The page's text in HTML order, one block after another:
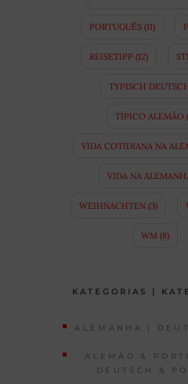
PORTUGUÊS (11)
REISETIPP(12)
TYPISCH
TÍPICO ALEMÃO
VIDA COTIDIANA NA
VIDA NA
WEIHNACHTEN(3)
WM (8)
KATEGORIAS |
ALEMANHA |
ALEMÃO &
DEUTSCH &